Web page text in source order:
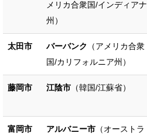
メリカ合衆国/インディアナ
州）
太田市 バーバンク
（アメリカ合衆
国/カリフォルニア州）
藤岡市 江陰市 （韓国/江蘇省）
富岡市 アルバニー市 （オーストラ